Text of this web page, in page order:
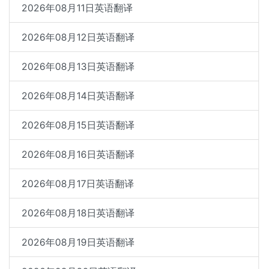
2026年08月11日英语翻译
2026年08月12日英语翻译
2026年08月13日英语翻译
2026年08月14日英语翻译
2026年08月15日英语翻译
2026年08月16日英语翻译
2026年08月17日英语翻译
2026年08月18日英语翻译
2026年08月19日英语翻译